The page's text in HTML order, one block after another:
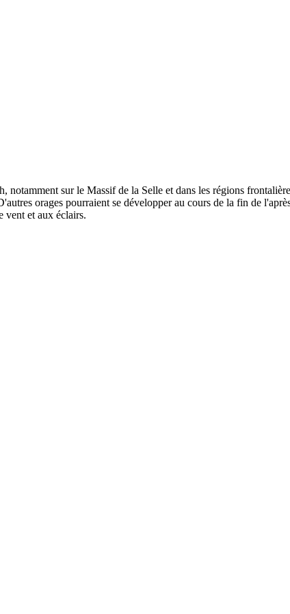
sur le Massif de la Selle et dans les régions
orages pourraient se développer au cours de la fin de
vent et aux éclairs.